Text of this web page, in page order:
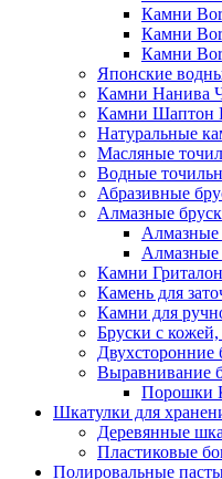
Камни
Камни
Камни
Японские
Камни Нанива
Камни Шаптон
Натуральные
Масляные
Водные
Абразивные
Алмазные
Алмазные
Камни
Камень для
Камни для
Бруски с
Двухсторонние
Выравнивание
Порошки
Шкатулки для
Деревянные
Пластиковые
Полировальные